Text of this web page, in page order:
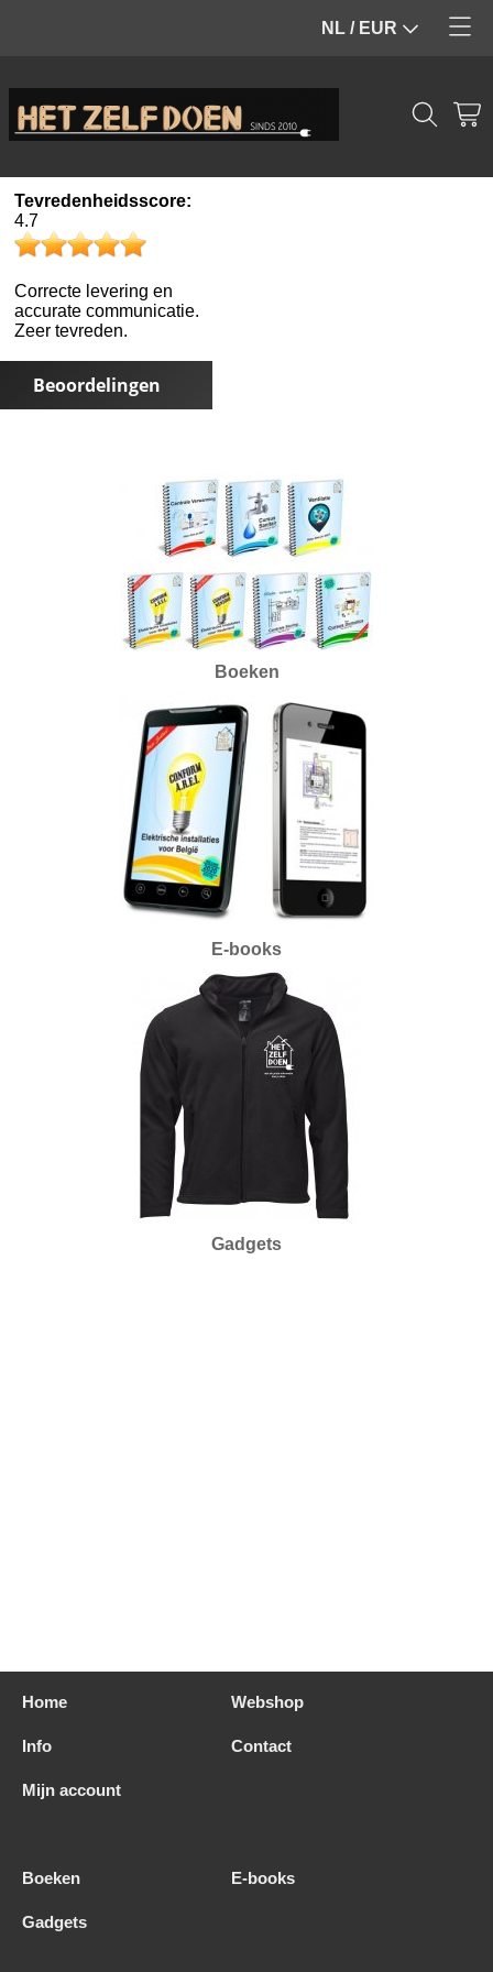
NL / EUR
Webshop
E-books
Contact
Tevredenheidsscore:
4.7
Correcte levering en
accurate communicatie.
Zeer tevreden.
Beoordelingen
Boeken
E-books
Gadgets
Home Webshop
Info Contact
Mijn account
Boeken E-books
Gadgets